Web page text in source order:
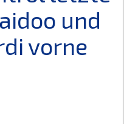
und
vorne